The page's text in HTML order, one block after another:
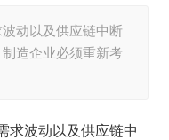
动以及供应链中断
造企业必须重新考
求波动以及供应链中